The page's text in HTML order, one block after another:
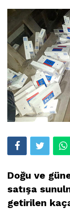
Doğu ve
satışa
getirilen